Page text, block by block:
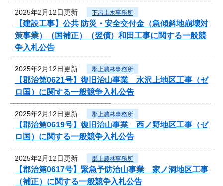
2025年2月12日更新 下呂土木事務所
【建設工事】公共 防災・安全交付金（急傾斜地崩壊対
策事業）（国補正）（翌債）和田工事に関する一般競
争入札公告
2025年2月12日更新 郡上農林事務所
【郡治第0621号】復旧治山事業 水沢上地区工事（ゼ
ロ国）に関する一般競争入札公告
2025年2月12日更新 郡上農林事務所
【郡治第0619号】復旧治山事業 西ノ野地区工事（ゼ
ロ国）に関する一般競争入札公告
2025年2月12日更新 郡上農林事務所
【郡治第0617号】緊急予防治山事業 家ノ洞地区工事
（補正）に関する一般競争入札公告